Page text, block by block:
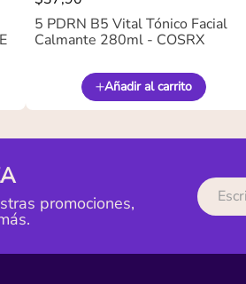
5 PDRN B5 Vital Tónico Facial
Calmante 280ml - COSRX
Añadir al carrito
promociones,